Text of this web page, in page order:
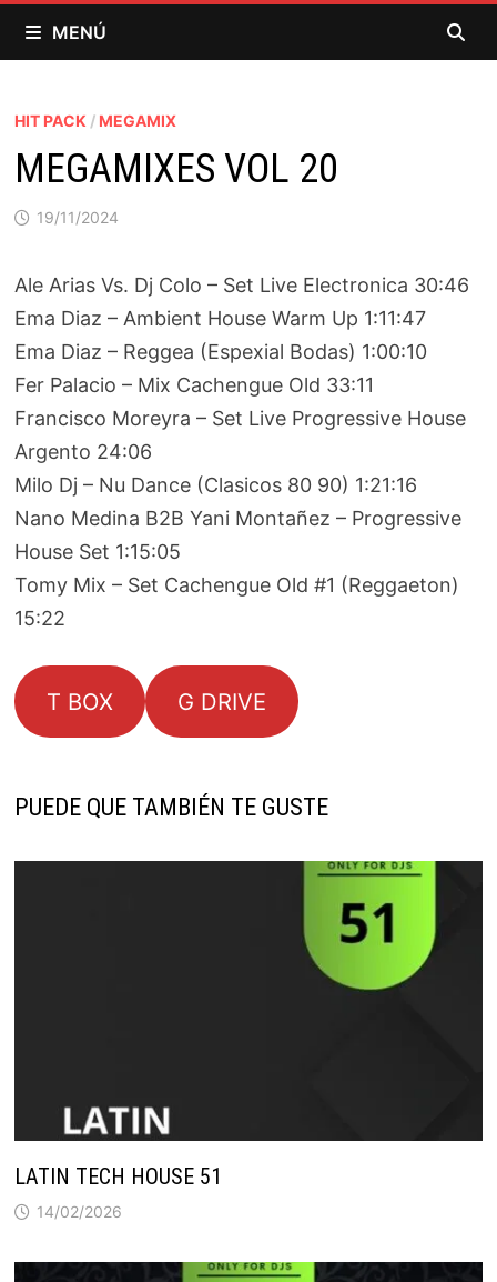
MENÚ
HIT PACK / MEGAMIX
MEGAMIXES VOL 20
19/11/2024
Ale Arias Vs. Dj Colo – Set Live Electronica 30:46
Ema Diaz – Ambient House Warm Up 1:11:47
Ema Diaz – Reggea (Espexial Bodas) 1:00:10
Fer Palacio – Mix Cachengue Old 33:11
Francisco Moreyra – Set Live Progressive House
Argento 24:06
Milo Dj – Nu Dance (Clasicos 80 90) 1:21:16
Nano Medina B2B Yani Montañez – Progressive
House Set 1:15:05
Tomy Mix – Set Cachengue Old #1 (Reggaeton)
15:22
T BOX G DRIVE
PUEDE QUE TAMBIÉN TE GUSTE
LATIN TECH HOUSE 51
14/02/2026